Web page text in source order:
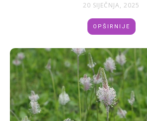
20 SIJEČNJA, 2025
OPŠIRNIJE